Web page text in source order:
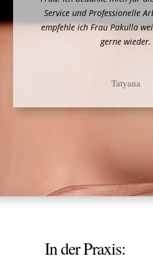
Service und Professionelle
empfehle ich Frau Pakulla
gerne wieder.
Tatyana
In der Praxis: